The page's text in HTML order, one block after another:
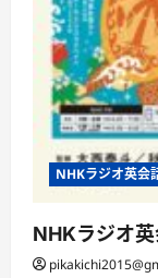
NHKラジオ英会
NHKラジオ